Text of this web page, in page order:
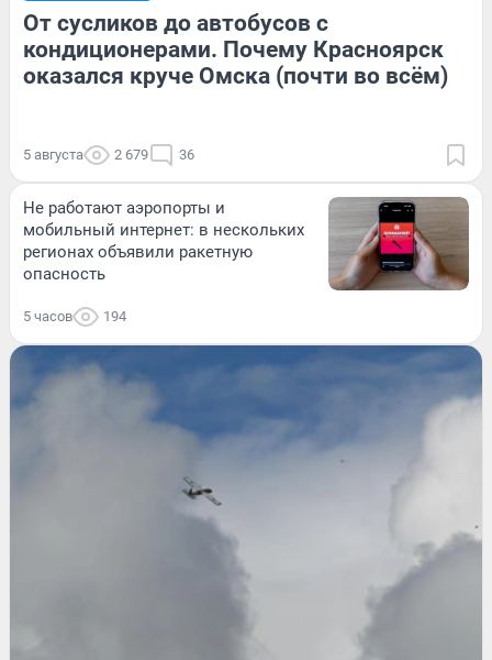
От сусликов до автобусов с
кондиционерами. Почему Красноярск
оказался круче Омска (почти во всём)
5 августа 2 679 36
Не работают аэропорты и
мобильный интернет: в нескольких
регионах объявили ракетную
опасность
5 часов 194